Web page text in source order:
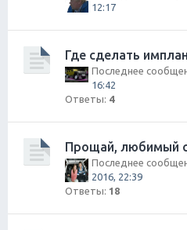
12:17
Где сделать
Последнее
16:42
Ответы: 4
Прощай, любимый
Последнее
2016, 22:39
Ответы: 18